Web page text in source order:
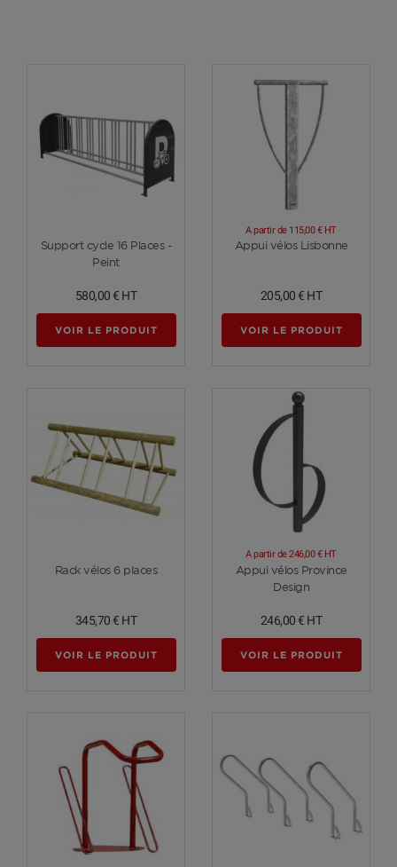
Voir plus
Support cycle 16 Places -
Peint
580,00 € HT
VOIR LE PRODUIT
Voir plus
Appui vélos Lisbonne
A partir de 115,00 € HT
205,00 € HT
VOIR LE PRODUIT
Voir plus
Rack vélos 6 places
345,70 € HT
VOIR LE PRODUIT
Voir plus
Appui vélos Province
Design
A partir de246,00 € HT
246,00 € HT
VOIR LE PRODUIT